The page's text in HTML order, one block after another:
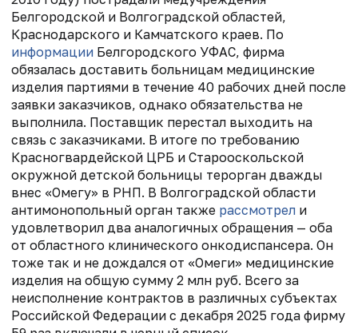
Белгородской и Волгоградской областей,
Краснодарского и Камчатского краев. По
информации Белгородского УФАС, фирма
обязалась доставить больницам медицинские
изделия партиями в течение 40 рабочих дней после
заявки заказчиков, однако обязательства не
выполнила. Поставщик перестал выходить на
связь с заказчиками. В итоге по требованию
Красногвардейской ЦРБ и Старооскольской
окружной детской больницы терорган дважды
внес «Омегу» в РНП. В Волгоградской области
антимонопольный орган также рассмотрел и
удовлетворил два аналогичных обращения — оба
от областного клинического онкодиспансера. Он
тоже так и не дождался от «Омеги» медицинские
изделия на общую сумму 2 млн руб. Всего за
неисполнение контрактов в различных субъектах
Российской Федерации с декабря 2025 года фирму